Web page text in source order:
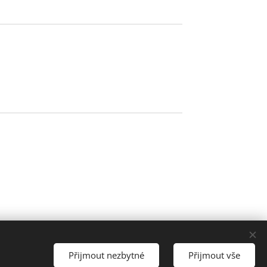
Přijmout nezbytné Přijmout vše